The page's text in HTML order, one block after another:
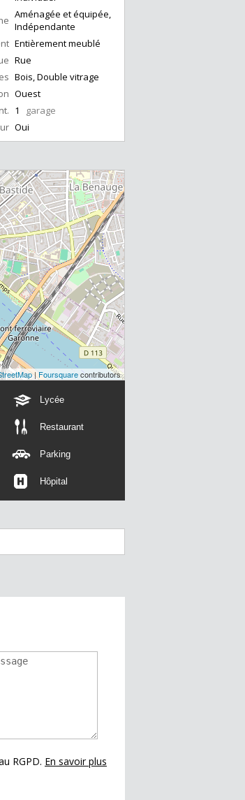
Aménagée et équipée,
Indépendante
Entièrement meublé
Rue
Bois, Double vitrage
Ouest
1
garage
Oui
Oui
|Foursquarecontributors
Lycée
Restaurant
Parking
Hôpital
RGPD. En savoir plus